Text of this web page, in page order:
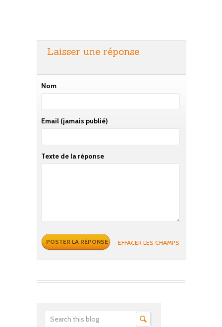
Laisser une réponse
Nom
Email (jamais publié)
Texte de la réponse
EFFACER LES CHAMPS